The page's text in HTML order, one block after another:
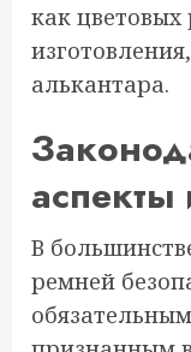
как
алькантара.
аспекты
В
ремней